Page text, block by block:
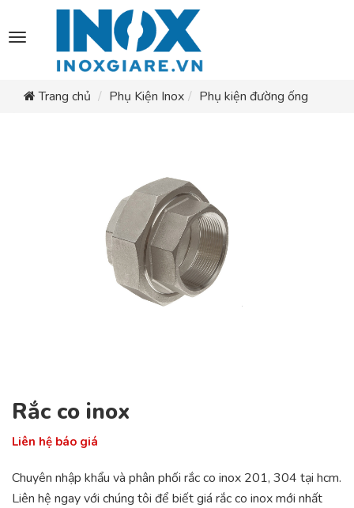
Toggle
navigation
Trang chủ
Phụ Kiện Inox Phụ kiện đường ống
Rắc co inox
Liên hệ báo giá
Chuyên nhập khẩu và phân phối rắc co inox 201, 304 tại hcm.
Liên hệ ngay với chúng tôi để biết giá rắc co inox mới nhất